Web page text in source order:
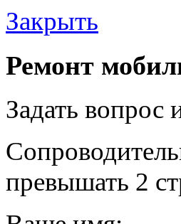
Закрыть
Ремонт
Задать вопрос
превышать 2